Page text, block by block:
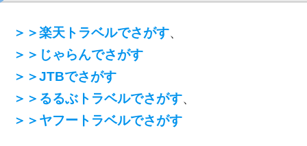
＞＞楽天トラベルでさがす、
＞＞じゃらんでさがす
＞＞JTBでさがす
＞＞るるぶトラベルでさがす、
＞＞ヤフートラベルでさがす